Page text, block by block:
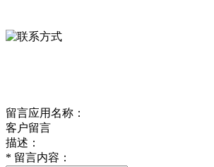
留言应用名称：
客户留言
描述：
* 留言内容：